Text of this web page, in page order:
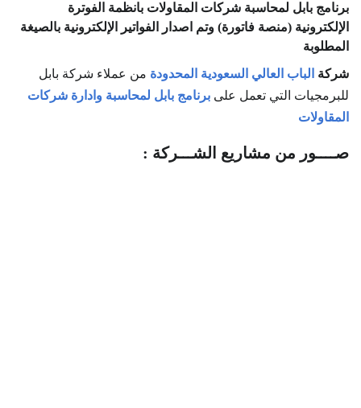
برنامج بابل لمحاسبة شركات المقاولات بانظمة الفوترة
الإلكترونية (منصة فاتورة) وتم اصدار الفواتير الإلكترونية بالصيغة
المطلوبة
شركة الباب العالي السعودية المحدودة من عملاء شركة بابل
للبرمجيات التي تعمل على برنامج بابل لمحاسبة وادارة شركات
المقاولات
صــــور من مشاريع الشـــركة :